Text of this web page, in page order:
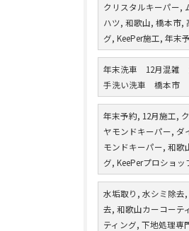
クリスタルキーパー,
ハツ, 和歌山, 橋本市,
グ, KeePer施工, 年末
年末洗車 12月混雑
手洗い洗車 橋本市
年末予約, 12月施工,
ヤモンドキーパー, ダ
モンドキーパー, 和歌
グ, KeePerプロショッ
水垢取り, 水シミ除去
去, 和歌山カーコーテ
ティング, 下地処理専